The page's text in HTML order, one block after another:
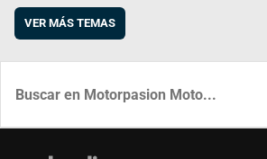
VER MÁS TEMAS